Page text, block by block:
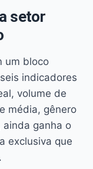
setor
um bloco
indicadores
volume de
média, gênero
ainda ganha o
exclusiva que